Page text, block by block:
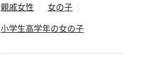
親戚女性
女の子
小学生高学年の女の子